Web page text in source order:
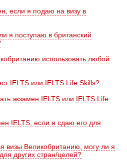
если я подаю на визу в
я поступаю в британский
использовать любой
IELTS или IELTS Life Skills?
экзамен IELTS или IELTS Life
IELTS, если я сдаю его для
визы Великобританию, могу ли я
других стран/целей?